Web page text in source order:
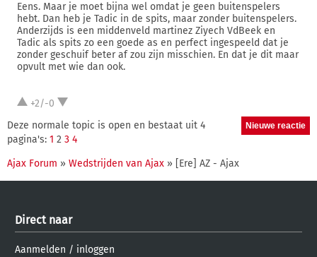
Eens. Maar je moet bijna wel omdat je geen buitenspelers
hebt. Dan heb je Tadic in de spits, maar zonder buitenspelers.
Anderzijds is een middenveld martinez Ziyech VdBeek en
Tadic als spits zo een goede as en perfect ingespeeld dat je
zonder geschuif beter af zou zijn misschien. En dat je dit maar
opvult met wie dan ook.
+2/-0
Deze normale topic is open en bestaat uit 4
pagina's: 1 2 3 4
Ajax Forum » Wedstrijden van Ajax » [Ere] AZ - Ajax
Direct naar
Aanmelden / inloggen